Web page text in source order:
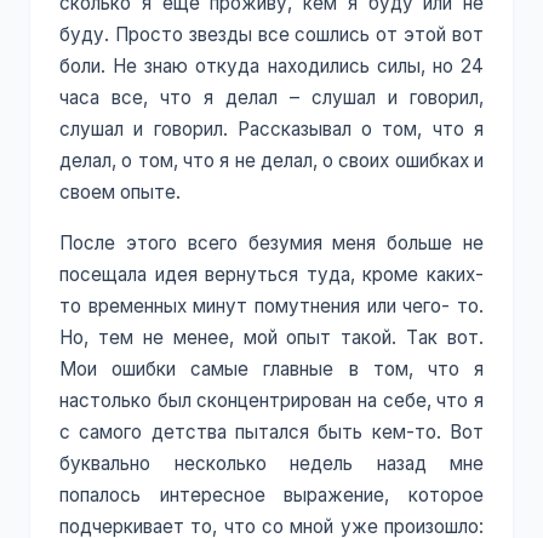
буду. Просто звезды все сошлись от этой вот
боли. Не знаю откуда находились силы, но 24
часа все, что я делал – слушал и говорил,
слушал и говорил. Рассказывал о том, что я
делал, о том, что я не делал, о своих ошибках и
своем опыте.
После этого всего безумия меня больше не
посещала идея вернуться туда, кроме каких-
то временных минут помутнения или чего- то.
Но, тем не менее, мой опыт такой. Так вот.
Мои ошибки самые главные в том, что я
настолько был сконцентрирован на себе, что я
с самого детства пытался быть кем-то. Вот
буквально несколько недель назад мне
попалось интересное выражение, которое
подчеркивает то, что со мной уже произошло: